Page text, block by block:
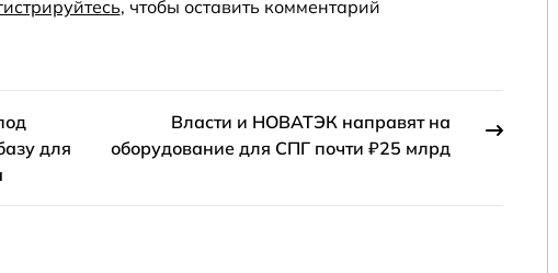
, чтобы оставить комментарий
для
Власти и НОВАТЭК направят на
оборудование для СПГ почти ₽25 млрд